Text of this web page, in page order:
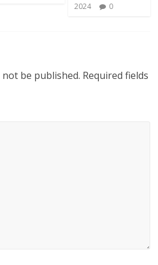
2024
0
be published. Required fields